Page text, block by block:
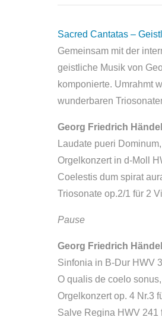
Sacred Cantatas –
Gemeinsam mit der
geistliche Musik von
komponierte. Umrahmt
wunderbaren
Georg Friedrich Händel
Laudate pueri
Orgelkonzert in d-Moll
Coelestis dum spirat
Triosonate op.2/1 für 2
Pause
Georg Friedrich Händel
Sinfonia in B-Dur HWV
O qualis de coelo
Orgelkonzert op. 4 Nr.3
Salve Regina HWV 241